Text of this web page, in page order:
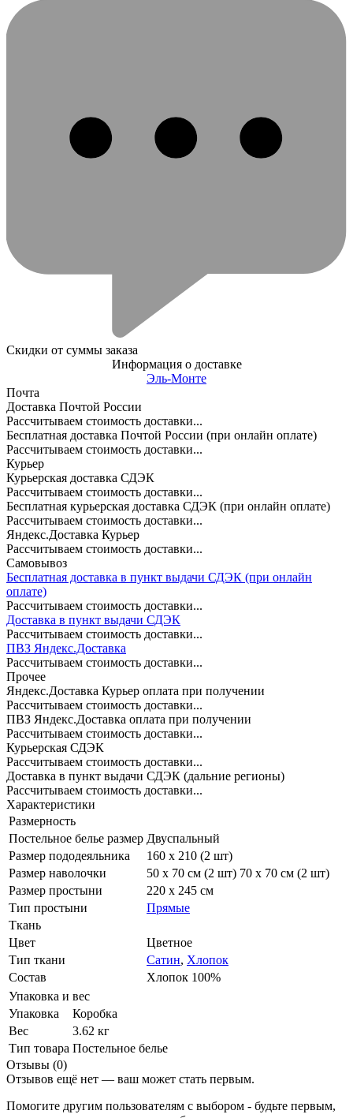
Скидки от суммы заказа
Информация о доставке
Эль-Монте
Почта
Доставка Почтой России
Рассчитываем стоимость доставки...
Бесплатная доставка Почтой России (при онлайн оплате)
Рассчитываем стоимость доставки...
Курьер
Курьерская доставка СДЭК
Рассчитываем стоимость доставки...
Бесплатная курьерская доставка СДЭК (при онлайн оплате)
Рассчитываем стоимость доставки...
Яндекс.Доставка Курьер
Рассчитываем стоимость доставки...
Самовывоз
Бесплатная доставка в пункт выдачи СДЭК (при онлайн
оплате)
Рассчитываем стоимость доставки...
Доставка в пункт выдачи СДЭК
Рассчитываем стоимость доставки...
ПВЗ Яндекс.Доставка
Рассчитываем стоимость доставки...
Прочее
Яндекс.Доставка Курьер оплата при получении
Рассчитываем стоимость доставки...
ПВЗ Яндекс.Доставка оплата при получении
Рассчитываем стоимость доставки...
Курьерская СДЭК
Рассчитываем стоимость доставки...
Доставка в пункт выдачи СДЭК (дальние регионы)
Рассчитываем стоимость доставки...
Характеристики
Размерность
Постельное белье размер Двуспальный
Размер пододеяльника
160 x 210 (2 шт)
Размер наволочки
50 х 70 см (2 шт) 70 х 70 см (2 шт)
Размер простыни
220 х 245 см
Тип простыни
Прямые
Ткань
Цвет
Цветное
Тип ткани
Сатин, Хлопок
Состав
Хлопок 100%
Упаковка и вес
Упаковка
Коробка
Вес
3.62 кг
Тип товара Постельное белье
Отзывы (0)
Отзывов ещё нет — ваш может стать первым.
Помогите другим пользователям с выбором - будьте первым,